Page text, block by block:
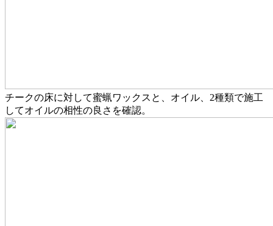
チークの床に対して蜜蝋ワックスと、オイル、2種類で施工
してオイルの相性の良さを確認。